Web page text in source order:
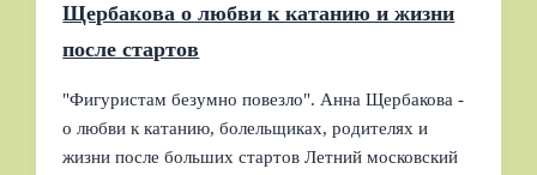
Щербакова о любви к катанию и жизни
после стартов
"Фигуристам безумно повезло". Анна Щербакова -
о любви к катанию, болельщиках, родителях и
жизни после больших стартов Летний московский